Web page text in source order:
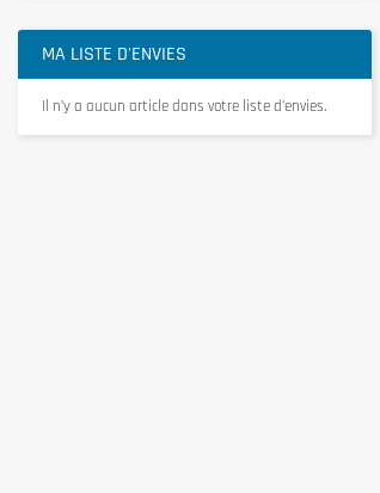
MA LISTE D'ENVIES
Il n’y a aucun article dans votre liste d’envies.